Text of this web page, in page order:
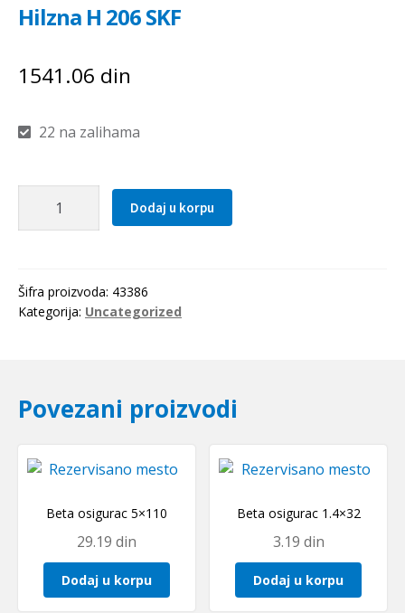
Hilzna H 206 SKF
1541.06 din
22 na zalihama
količina
Dodaj u korpu
Šifra proizvoda: 43386
Kategorija: Uncategorized
Povezani proizvodi
Beta osigurac 5×110
29.19 din
Dodaj u korpu
Beta osigurac 1.4×32
3.19 din
Dodaj u korpu